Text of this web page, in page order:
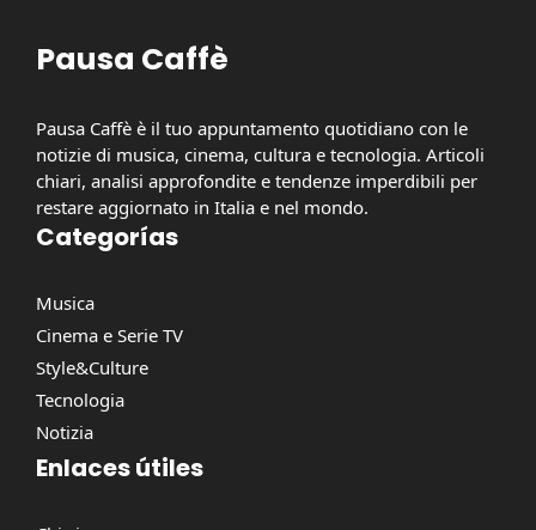
Pausa Caffè
Pausa Caffè è il tuo appuntamento quotidiano con le
notizie di musica, cinema, cultura e tecnologia. Articoli
chiari, analisi approfondite e tendenze imperdibili per
restare aggiornato in Italia e nel mondo.
Categorías
Musica
Cinema e Serie TV
Style&Culture
Tecnologia
Notizia
Enlaces útiles